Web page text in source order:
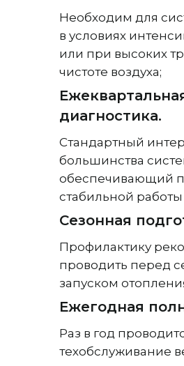
Необходим для
в условиях
или при высоких
чистоте воздуха;
диагностика.
Стандартный
большинства
обеспечивающий
стабильной работы
Сезонная
Профилактику
проводить перед
запуском
Ежегодная
Раз в год
техобслуживание